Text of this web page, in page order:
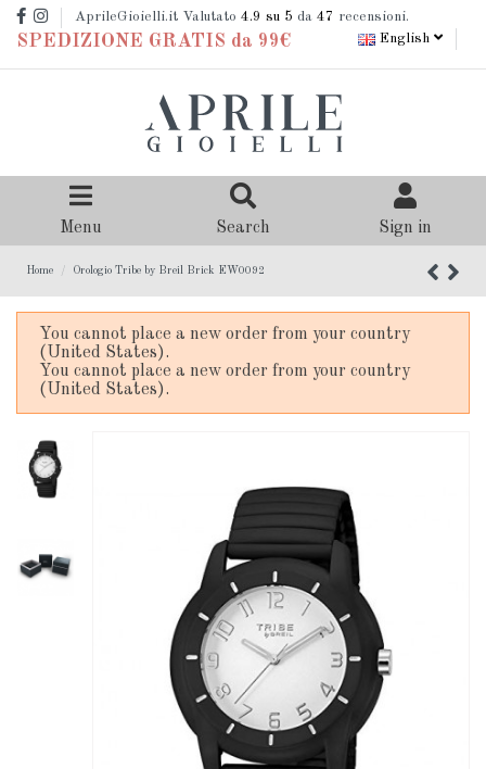
AprileGioielli.it Valutato 4.9 su 5 da 47 recensioni.
SPEDIZIONE GRATIS da 99€ English
Menu Search Sign in
Home Orologio Tribe by Breil Brick EW0092
You cannot place a new order from your country
(United States).
You cannot place a new order from your country
(United States).